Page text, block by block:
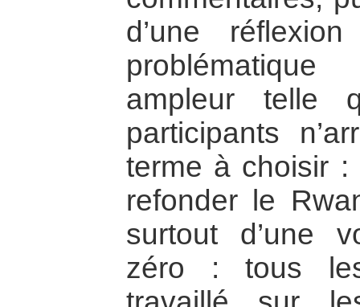
d’une
problématique
ampleur telle
participants
terme à choisir :
refonder le
surtout d’une
zéro : tous